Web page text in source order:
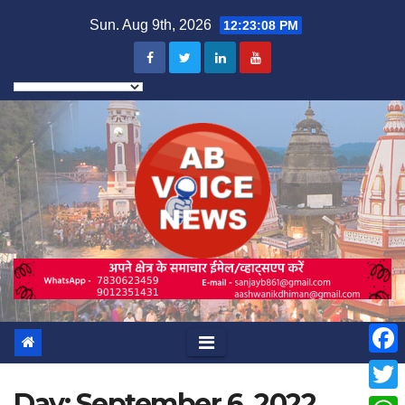
Sun. Aug 9th, 2026 12:23:09 PM
F
a